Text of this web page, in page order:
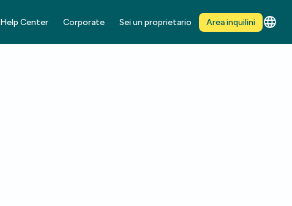
Help Center Corporate Sei un proprietario Area inquilini